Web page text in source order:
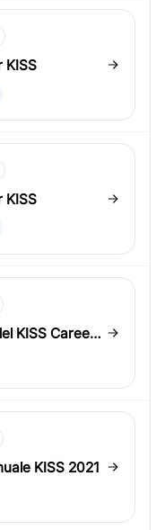
KISS
KISS
KISS Career
Award 2021
KISS 2021